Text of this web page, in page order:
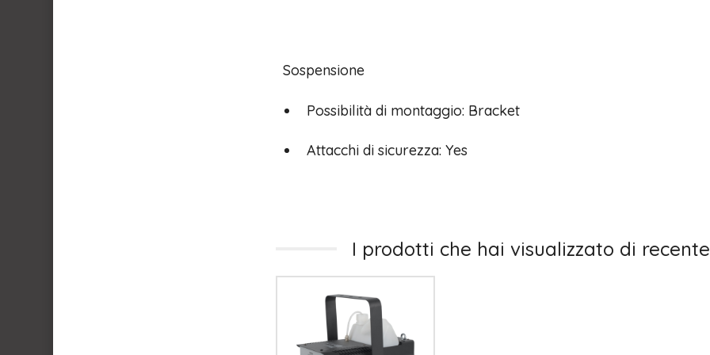
Sospensione
Possibilità di montaggio: Bracket
Attacchi di sicurezza: Yes
I prodotti che hai visualizzato di